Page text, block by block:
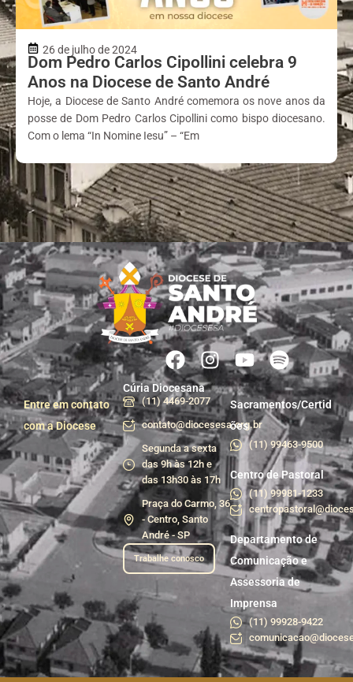
26 de julho de 2024
Dom Pedro Carlos Cipollini celebra 9
Anos na Diocese de Santo André
Hoje, a Diocese de Santo André comemora os nove anos da
posse de Dom Pedro Carlos Cipollini como bispo diocesano.
Com o lema “In Nomine Iesu” – “Em
Entre em contato
com a Diocese
Cúria Diocesana
(11) 4469-2077
contato@diocesesa.org.br
Segunda a sexta
das 9h às 12h e
das 13h30 às 17h
Praça do Carmo, 36
- Centro, Santo
André - SP
Trabalhe conosco
Sacramentos/Certid
ões
(11) 99463-9500
Centro de Pastoral
(11) 99981-1233
Departamento de
Comunicação e
Assessoria de
Imprensa
(11) 99928-9422